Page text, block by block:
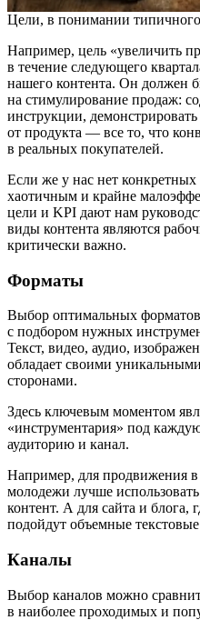
Цели, в понимании типичного
Например, цель «увеличить
в течение следующего
нашего контента. Он должен
на стимулирование продаж:
инструкции,
от продукта — все то, что
в реальных покупателей.
Если же у нас нет конкретных
хаотичным и крайне
цели и KPI дают нам
виды контента являются
критически важно.
Форматы
Выбор оптимальных
с подбором нужных
Текст, видео, аудио,
обладает своими
сторонами.
Здесь ключевым моментом
«инструментария» под
аудиторию и канал.
Например, для продвижения в
молодежи лучше
контент. А для сайта и блога,
подойдут объемные
Каналы
Выбор каналов можно
в наиболее проходимых и